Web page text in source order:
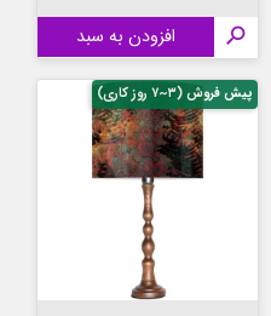
 افزودن به سبد
پیش فروش (۳~۷ روز کاری)